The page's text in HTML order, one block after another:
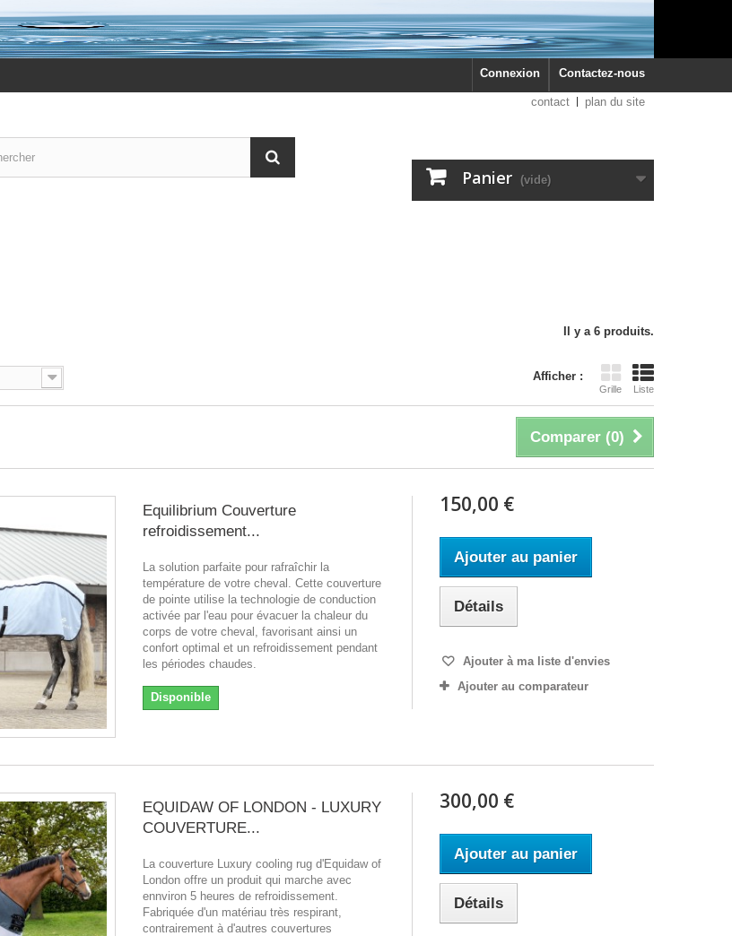
Contactez-nous
Connexion
contact plan du site
Panier (vide)
Il y a 6 produits.
Afficher :
Grille Liste
Comparer (0)
Equilibrium Couverture
refroidissement...
La solution parfaite pour rafraîchir la
température de votre cheval. Cette couverture
de pointe utilise la technologie de conduction
activée par l'eau pour évacuer la chaleur du
corps de votre cheval, favorisant ainsi un
confort optimal et un refroidissement pendant
les périodes chaudes.
Disponible
150,00 €
Ajouter au panier
Détails
Ajouter à ma liste d'envies
Ajouter au comparateur
EQUIDAW OF LONDON - LUXURY
COUVERTURE...
La couverture Luxury cooling rug d'Equidaw of
London offre un produit qui marche avec
ennviron 5 heures de refroidissement.
Fabriquée d'un matériau très respirant,
contrairement à d'autres couvertures
300,00 €
Ajouter au panier
Détails